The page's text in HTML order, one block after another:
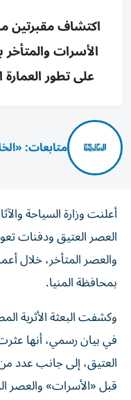
اكتشاف مقبرتين
الأسرات والمتأخر
على تطور العمارة
متابعات:
أعلنت وزارة السياحة
العصر العتيق ودفنات
والعصر المتأخر، خلال
بمحافظة المنيا.
وكشفت البعثة الأثرية
في بيان رسمي، أنها
العتيق، إلى جانب عدد
قبل «الأسرات» والعصر